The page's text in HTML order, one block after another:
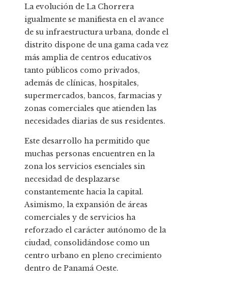
La evolución de La Chorrera
igualmente se manifiesta en el avance
de su infraestructura urbana, donde el
distrito dispone de una gama cada vez
más amplia de centros educativos
tanto públicos como privados,
además de clínicas, hospitales,
supermercados, bancos, farmacias y
zonas comerciales que atienden las
necesidades diarias de sus residentes.
Este desarrollo ha permitido que
muchas personas encuentren en la
zona los servicios esenciales sin
necesidad de desplazarse
constantemente hacia la capital.
Asimismo, la expansión de áreas
comerciales y de servicios ha
reforzado el carácter autónomo de la
ciudad, consolidándose como un
centro urbano en pleno crecimiento
dentro de Panamá Oeste.